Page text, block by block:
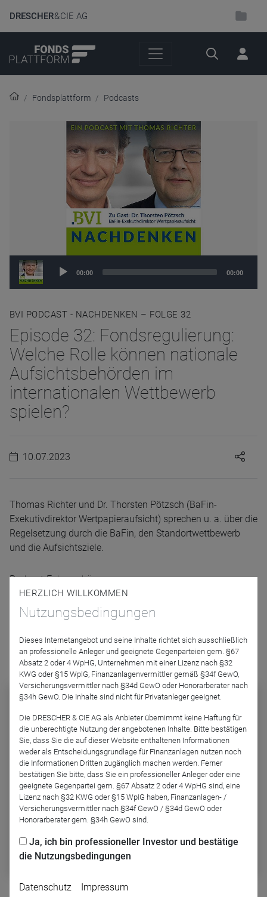
DRESCHER& CIE AG
Suche
Fondsplattform Podcasts
Audio
00:00 00:00
BVI PODCAST - NACHDENKEN – FOLGE 32
Episode 32: Fondsregulierung:
Welche Rolle können nationale
Aufsichtsbehörden im
internationalen Wettbewerb
spielen?
10.07.2023
Thomas Richter und Dr. Thorsten Pötzsch (BaFin-
Exekutivdirektor Wertpapieraufsicht) sprechen u. a. über die
Regelsetzung durch die BaFin, den Standortwettbewerb
und die Aufsichtsziele.
Podcast-Folge anhören
Podcast abonnieren
BVI Podcast - Nachdenken
Abonnieren Sie diesen Podcast auf einer der gängigen Plattformen
und verpassen Sie keine Folge mehr:
Apple
HERZLICH WILLKOMMEN
Nutzungsbedingungen
Dieses Internetangebot und seine Inhalte richtet sich ausschließlich
an professionelle Anleger und geeignete Gegenparteien gem. §67
Absatz 2 oder 4 WpHG, Unternehmen mit einer Lizenz nach §32
KWG oder §15 WplG, Finanzanlagenvermittler gemäß §34f GewO,
Versicherungsvermittler nach §34d GewO oder Honorarberater nach
§34h GewO. Die Inhalte sind nicht für Privatanleger geeignet.
Die DRESCHER & CIE AG als Anbieter übernimmt keine Haftung für
die unberechtigte Nutzung der angebotenen Inhalte. Bitte bestätigen
Sie, dass Sie die auf dieser Website enthaltenen Informationen
weder als Entscheidungsgrundlage für Finanzanlagen nutzen noch
die Informationen Dritten zugänglich machen werden. Ferner
bestätigen Sie bitte, dass Sie ein professioneller Anleger oder eine
geeignete Gegenpartei gem. §67 Absatz 2 oder 4 WpHG sind, eine
Lizenz nach §32 KWG oder §15 WpIG haben, Finanzanlagen- /
Versicherungsvermittler nach §34f GewO / §34d GewO oder
Honorarberater gem. §34h GewO sind.
Ja, ich bin professioneller Investor und bestätige
die Nutzungsbedingungen
Datenschutz Impressum